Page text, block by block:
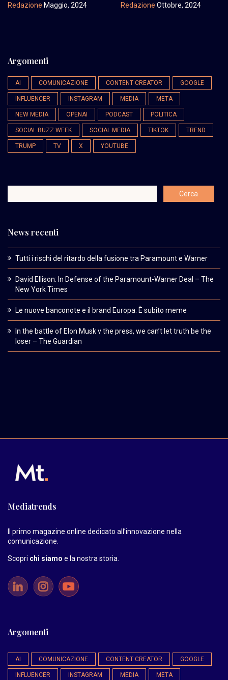
Redazione Maggio, 2024 Redazione Ottobre, 2024
Argomenti
AI COMUNICAZIONE CONTENT CREATOR GOOGLE
INFLUENCER INSTAGRAM MEDIA META
NEW MEDIA OPENAI PODCAST POLITICA
SOCIAL BUZZ WEEK SOCIAL MEDIA TIKTOK TREND
TRUMP TV X YOUTUBE
News recenti
Tutti i rischi del ritardo della fusione tra Paramount e Warner
David Ellison: In Defense of the Paramount-Warner Deal – The
New York Times
Le nuove banconote e il brand Europa. È subito meme
In the battle of Elon Musk v the press, we can’t let truth be the
loser – The Guardian
Mediatrends
Il primo magazine online dedicato all’innovazione nella
comunicazione.
Scopri chi siamo e la nostra storia
Argomenti
AI COMUNICAZIONE CONTENT CREATOR GOOGLE
INFLUENCER INSTAGRAM MEDIA META